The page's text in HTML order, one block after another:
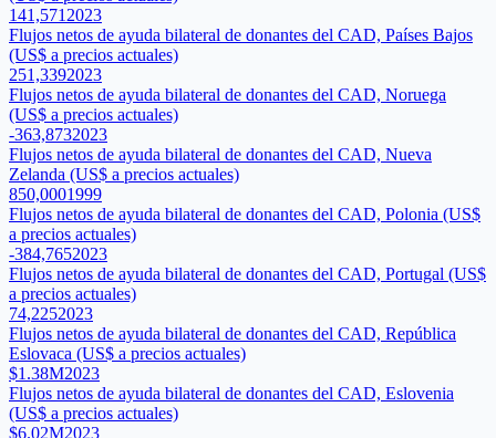
141,571 2023
Flujos netos de ayuda bilateral de donantes del CAD, Países Bajos
(US$ a precios actuales)
251,3392023
Flujos netos de ayuda bilateral de donantes del CAD, Noruega
(US$ a precios actuales)
-363,8732023
Flujos netos de ayuda bilateral de donantes del CAD, Nueva
Zelanda (US$ a precios actuales)
850,0001999
Flujos netos de ayuda bilateral de donantes del CAD, Polonia (US$
a precios actuales)
-384,7652023
Flujos netos de ayuda bilateral de donantes del CAD, Portugal (US$
a precios actuales)
74,2252023
Flujos netos de ayuda bilateral de donantes del CAD, República
Eslovaca (US$ a precios actuales)
$1.38M2023
Flujos netos de ayuda bilateral de donantes del CAD, Eslovenia
(US$ a precios actuales)
$6.02M2023